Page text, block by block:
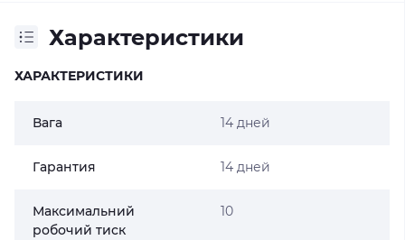
Характеристики
ХАРАКТЕРИСТИКИ
Вага 14 дней
Гарантия 14 дней
Максимальний
робочий тиск
10